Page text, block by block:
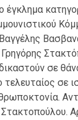
έγκλημα
σε
σε